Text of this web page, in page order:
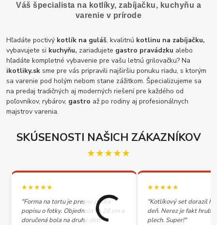
Váš špecialista na kotlíky, zabíjačku, kuchyňu a
varenie v prírode
Hľadáte poctivý kotlík na guláš, kvalitnú kotlinu na zabíjačku,
vybavujete si kuchyňu, zariaďujete gastro pravádzku alebo
hľadáte kompletné vybavenie pre vašu letnú grilovačku? Na
ikotliky.sk sme pre vás pripravili najširšiu ponuku riadu, s ktorým
sa varenie pod holým nebom stane zážitkom. Špecializujeme sa
na predaj tradičných aj moderných riešení pre každého od
poľovníkov, rybárov, gastro až po rodiny aj profesionálnych
majstrov varenia.
SKÚSENOSTI NAŠICH ZÁKAZNÍKOV
★★★★★
★★★★★
"Forma na tortu je presne podľa
popisu o fotky. Objednala so 28 cm a
doručená bola na druhý deň."
★★★★★
"Kotlíkový set dorazil
deň. Nerez je fakt
plech. Super!"